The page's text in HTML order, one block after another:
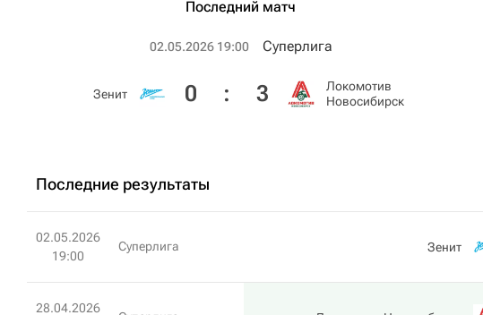
Последний матч
02.05.2026 19:00 Суперлига
Зенит 0 : 3
Локомотив
Новосибирск
Последние результаты
02.05.2026
19:00
Суперлига Зенит
28.04.2026